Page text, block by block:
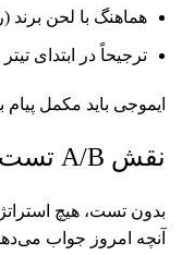
هماهنگ با لحن برند
ترجیحاً در ابتدای تیتر
ایموجی باید مکمل پیام
نقش A/B تست در افزایش پایدار CTR
بدون تست، هیچ
آنچه امروز جواب